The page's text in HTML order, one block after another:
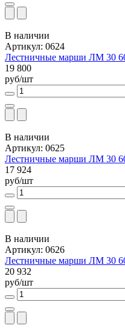
В наличии
Артикул: 0624
Лестничные марши ЛМ 30
19 800
руб/шт
В наличии
Артикул: 0625
Лестничные марши ЛМ 30
17 924
руб/шт
В наличии
Артикул: 0626
Лестничные марши ЛМ 30
20 932
руб/шт